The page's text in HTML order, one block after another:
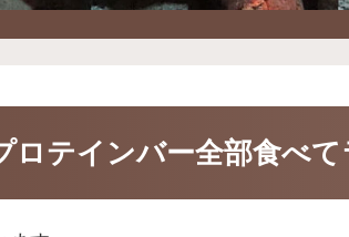
ロテインバー全部食べ